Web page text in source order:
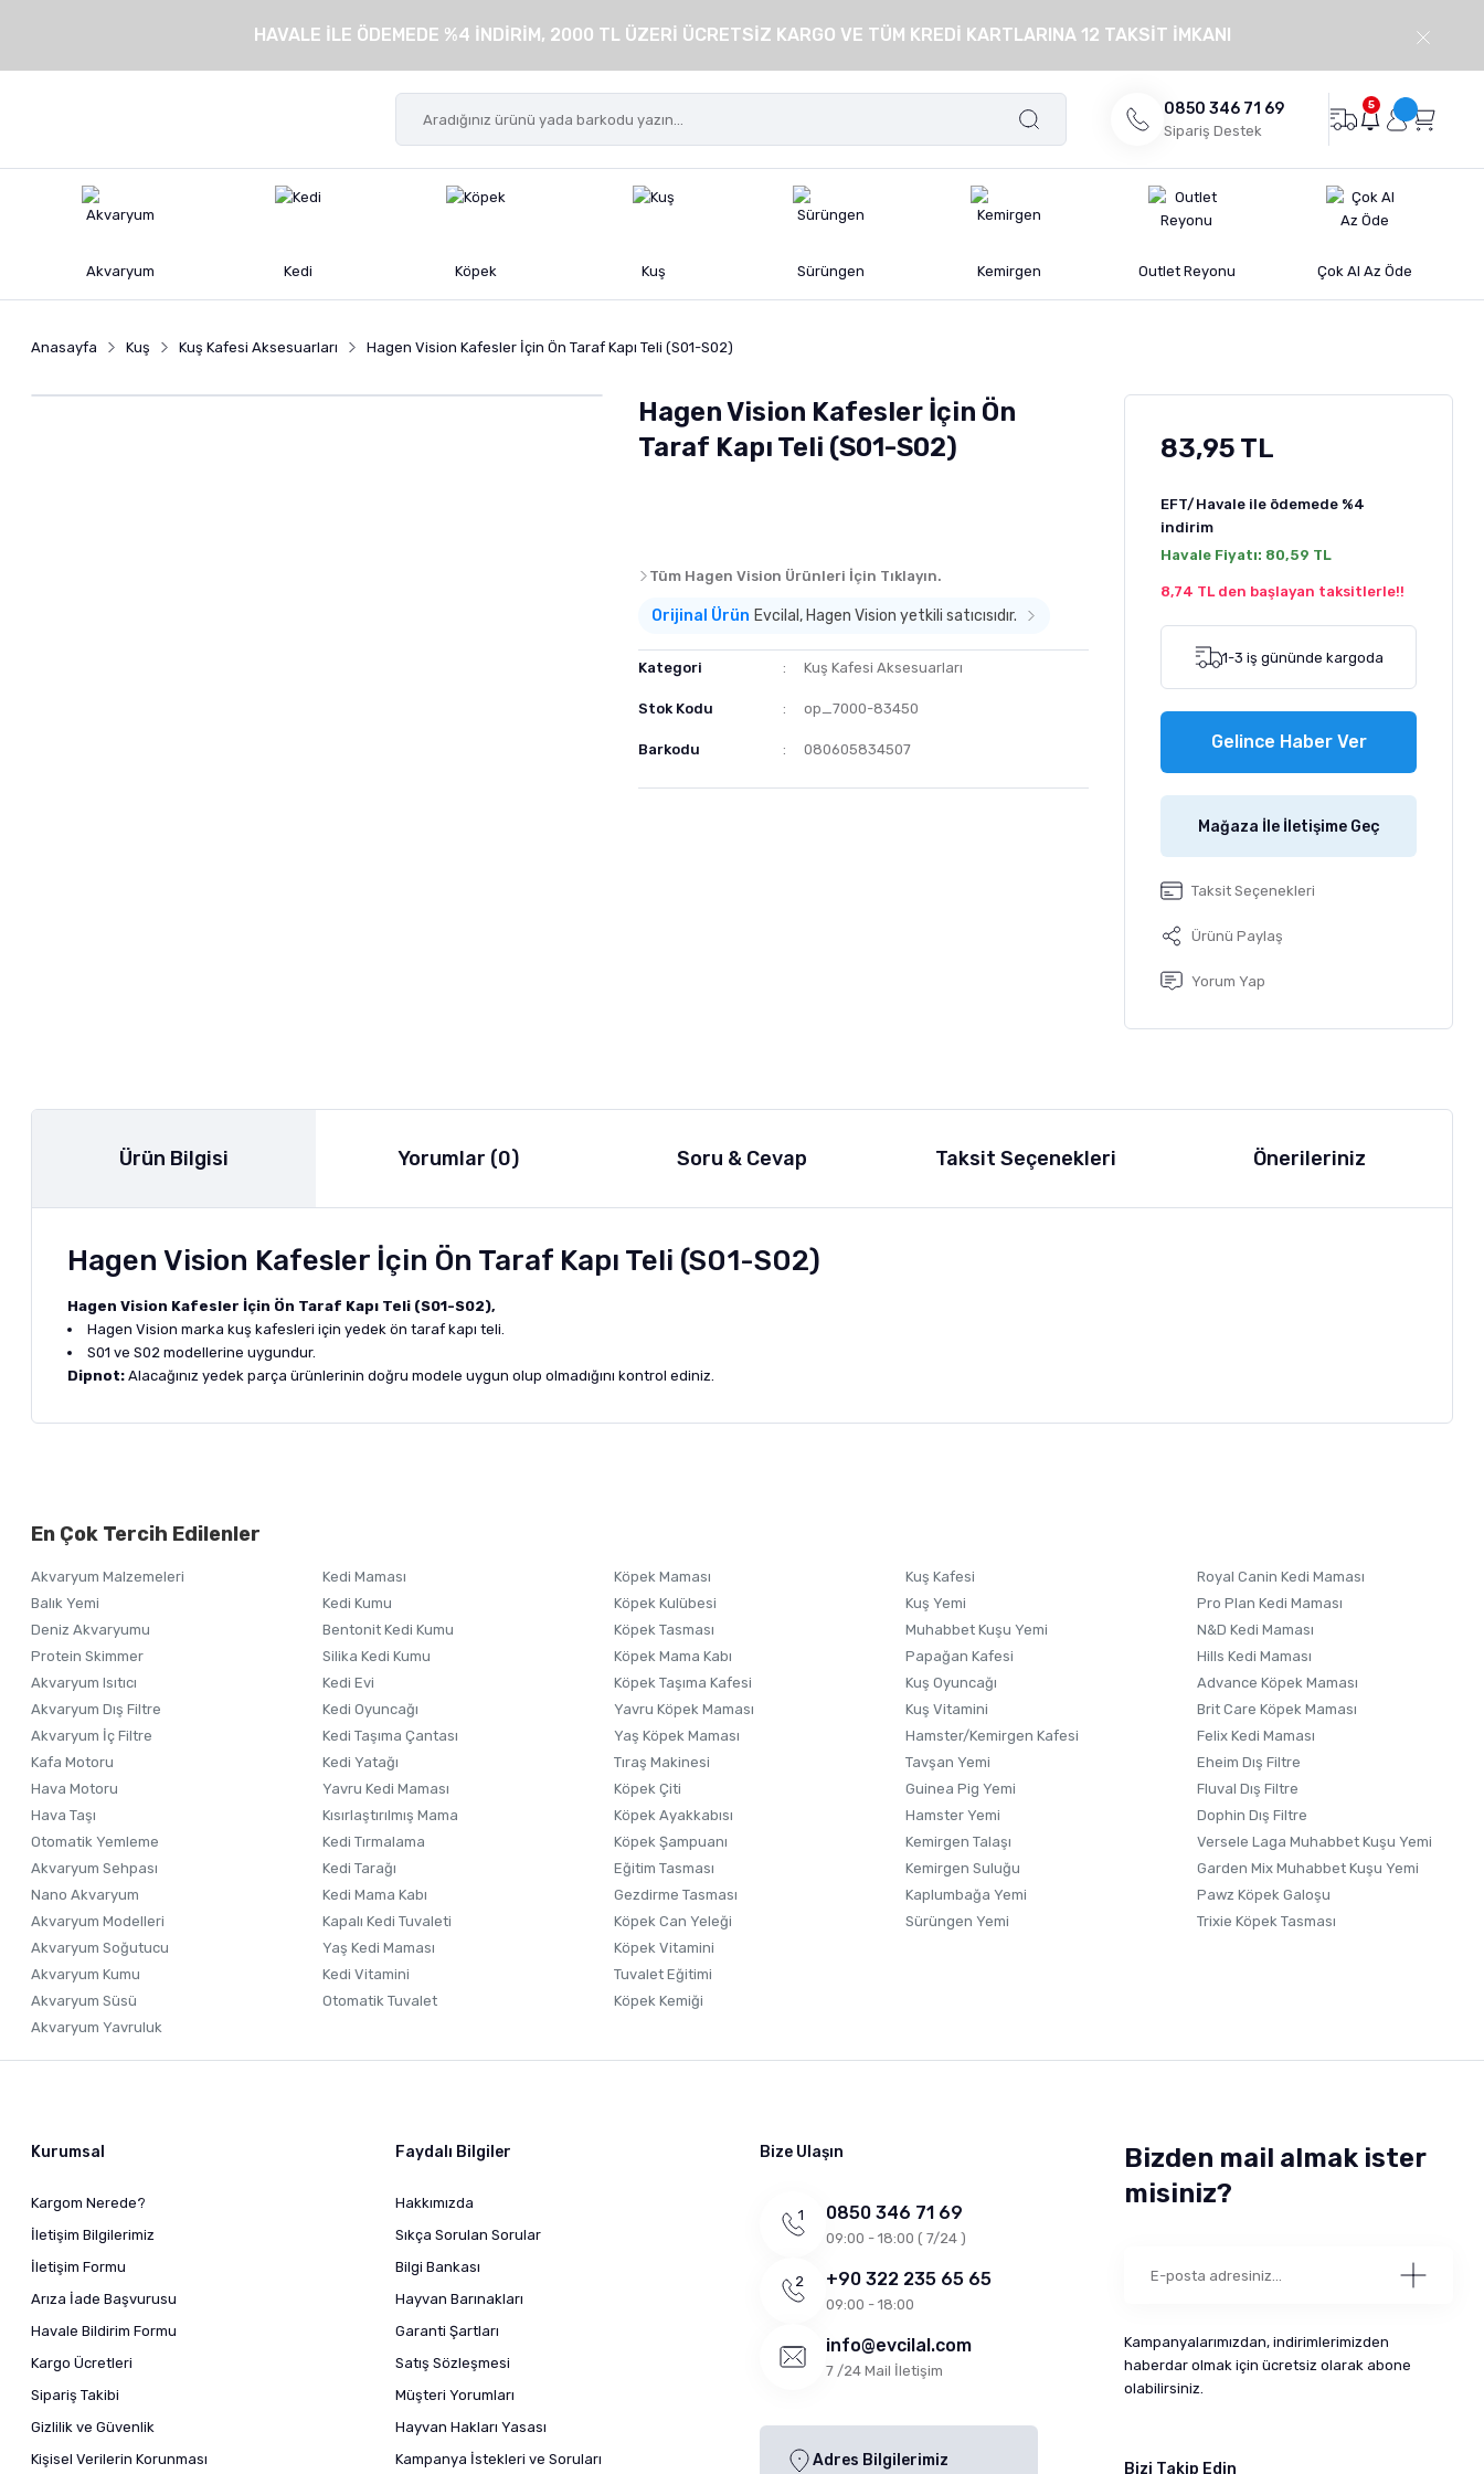
HAVALE İLE ÖDEMEDE %4 İNDİRİM, 2000 TL ÜZERİ ÜCRETSİZ KARGO VE TÜM KREDİ KARTLARINA 12 TAKSİT İMKANI
0850 346 71 69
Sipariş Destek
5
Akvaryum Kedi Köpek Kuş Sürüngen Kemirgen Outlet Reyonu Çok Al Az Öde
Anasayfa Kuş Kuş Kafesi Aksesuarları Hagen Vision Kafesler İçin Ön Taraf Kapı Teli (S01-S02)
Hagen Vision Kafesler İçin Ön
Taraf Kapı Teli (S01-S02)
Tüm Hagen Vision Ürünleri İçin Tıklayın.
Orijinal Ürün Evcilal, Hagen Vision yetkili satıcısıdır.
Kategori Kuş Kafesi Aksesuarları
Stok Kodu op_7000-83450
Barkodu 080605834507
83,95 TL
EFT/Havale ile ödemede %4
indirim
Havale Fiyatı: 80,59 TL
8,74 TL den başlayan taksitlerle!!
1-3 iş gününde kargoda
Gelince Haber Ver
Mağaza İle İletişime Geç
Taksit Seçenekleri
Ürünü Paylaş
Yorum Yap
Ürün Bilgisi Yorumlar (0) Soru & Cevap Taksit Seçenekleri Önerileriniz
Hagen Vision Kafesler İçin Ön Taraf Kapı Teli (S01-S02)
Hagen Vision Kafesler İçin Ön Taraf Kapı Teli (S01-S02),
Hagen Vision marka kuş kafesleri için yedek ön taraf kapı teli.
S01 ve S02 modellerine uygundur.
Dipnot: Alacağınız yedek parça ürünlerinin doğru modele uygun olup olmadığını kontrol ediniz.
Ürünü Satın Al ve Yorumla
Ürün açıklamasında eksik bilgiler bulunuyor.
Ürün fiyatı diğer sitelerden daha pahalı.
Bu ürüne benzer farklı alternatifler olmalı.
Gönder
En Çok Tercih Edilenler
Akvaryum Malzemeleri
Balık Yemi
Deniz Akvaryumu
Protein Skimmer
Akvaryum Isıtıcı
Akvaryum Dış Filtre
Akvaryum İç Filtre
Kafa Motoru
Hava Motoru
Hava Taşı
Otomatik Yemleme
Akvaryum Sehpası
Nano Akvaryum
Akvaryum Modelleri
Akvaryum Soğutucu
Akvaryum Kumu
Akvaryum Süsü
Akvaryum Yavruluk
Kedi Maması
Kedi Kumu
Bentonit Kedi Kumu
Silika Kedi Kumu
Kedi Evi
Kedi Oyuncağı
Kedi Taşıma Çantası
Kedi Yatağı
Yavru Kedi Maması
Kısırlaştırılmış Mama
Kedi Tırmalama
Kedi Tarağı
Kedi Mama Kabı
Kapalı Kedi Tuvaleti
Yaş Kedi Maması
Kedi Vitamini
Otomatik Tuvalet
Köpek Maması
Köpek Kulübesi
Köpek Tasması
Köpek Mama Kabı
Köpek Taşıma Kafesi
Yavru Köpek Maması
Yaş Köpek Maması
Tıraş Makinesi
Köpek Çiti
Köpek Ayakkabısı
Köpek Şampuanı
Eğitim Tasması
Gezdirme Tasması
Köpek Can Yeleği
Köpek Vitamini
Tuvalet Eğitimi
Köpek Kemiği
Kuş Kafesi
Kuş Yemi
Muhabbet Kuşu Yemi
Papağan Kafesi
Kuş Oyuncağı
Kuş Vitamini
Hamster/Kemirgen Kafesi
Tavşan Yemi
Guinea Pig Yemi
Hamster Yemi
Kemirgen Talaşı
Kemirgen Suluğu
Kaplumbağa Yemi
Sürüngen Yemi
Royal Canin Kedi Maması
Pro Plan Kedi Maması
N&D Kedi Maması
Hills Kedi Maması
Advance Köpek Maması
Brit Care Köpek Maması
Felix Kedi Maması
Eheim Dış Filtre
Fluval Dış Filtre
Dophin Dış Filtre
Versele Laga Muhabbet Kuşu Yemi
Garden Mix Muhabbet Kuşu Yemi
Pawz Köpek Galoşu
Trixie Köpek Tasması
Kurumsal
Kargom Nerede?
İletişim Bilgilerimiz
İletişim Formu
Arıza İade Başvurusu
Havale Bildirim Formu
Kargo Ücretleri
Sipariş Takibi
Gizlilik ve Güvenlik
Kişisel Verilerin Korunması
Faydalı Bilgiler
Hakkımızda
Sıkça Sorulan Sorular
Bilgi Bankası
Hayvan Barınakları
Garanti Şartları
Satış Sözleşmesi
Müşteri Yorumları
Hayvan Hakları Yasası
Kampanya İstekleri ve Soruları
Bize Ulaşın
0850 346 71 69
09:00 - 18:00 ( 7/24 )
+90 322 235 65 65
09:00 - 18:00
info@evcilal.com
7 /24 Mail İletişim
Adres Bilgilerimiz
Bizden mail almak ister
misiniz?
Kampanyalarımızdan, indirimlerimizden
haberdar olmak için ücretsiz olarak abone
olabilirsiniz.
Bizi Takip Edin